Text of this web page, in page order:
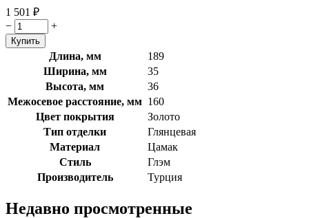
1 501 ₽
−
+
Длина, мм
189
Ширина, мм
35
Высота, мм
36
Межосевое расстояние, мм 160
Цвет покрытия
Золото
Тип отделки
Глянцевая
Материал
Цамак
Стиль
Глэм
Производитель
Турция
Недавно просмотренные